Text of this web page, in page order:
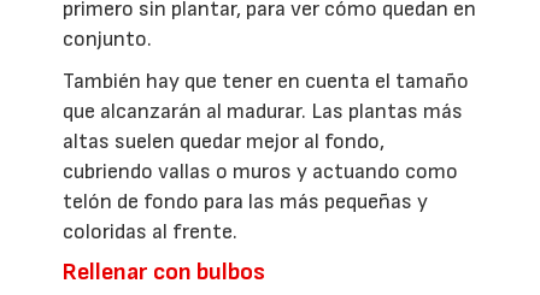
primero sin plantar, para ver cómo quedan en
conjunto.
También hay que tener en cuenta el tamaño
que alcanzarán al madurar. Las plantas más
altas suelen quedar mejor al fondo,
cubriendo vallas o muros y actuando como
telón de fondo para las más pequeñas y
coloridas al frente.
Rellenar con bulbos